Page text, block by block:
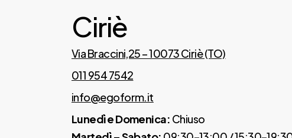
Ciriè
Via Braccini,25 – 10073 Ciriè (TO)
011 954 7542
info@egoform.it
Lunedì e Domenica: Chiuso